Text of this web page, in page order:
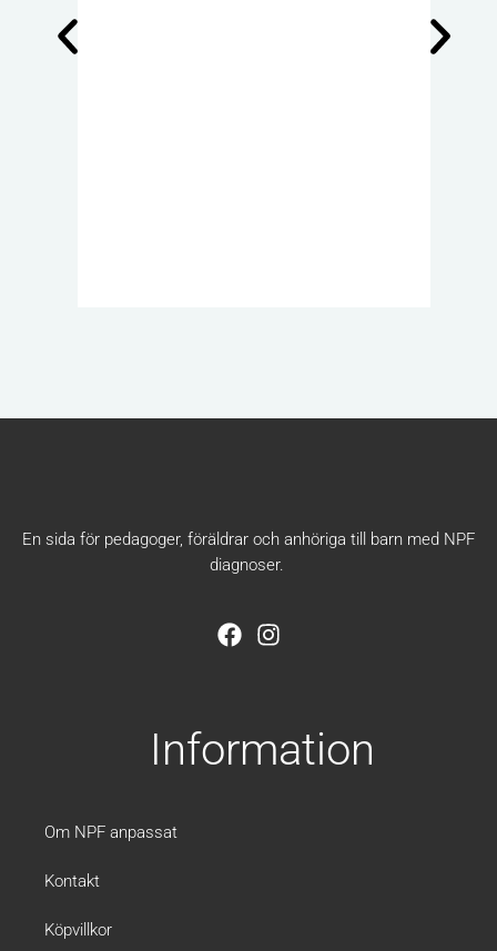
En sida för pedagoger, föräldrar och anhöriga till barn med NPF
diagnoser.
F
o
I
g
Information
Om NPF anpassat
Kontakt
Köpvillkor